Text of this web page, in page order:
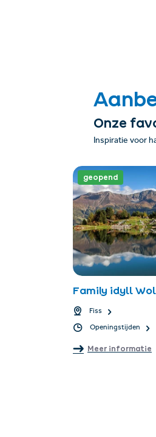
Onze
Inspiratie voor
geopend
Family idyll
Fiss
Openingstijden
Meer informatie